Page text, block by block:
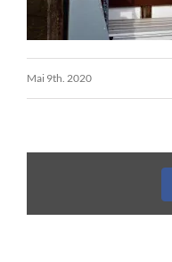
Mai 9th. 2020